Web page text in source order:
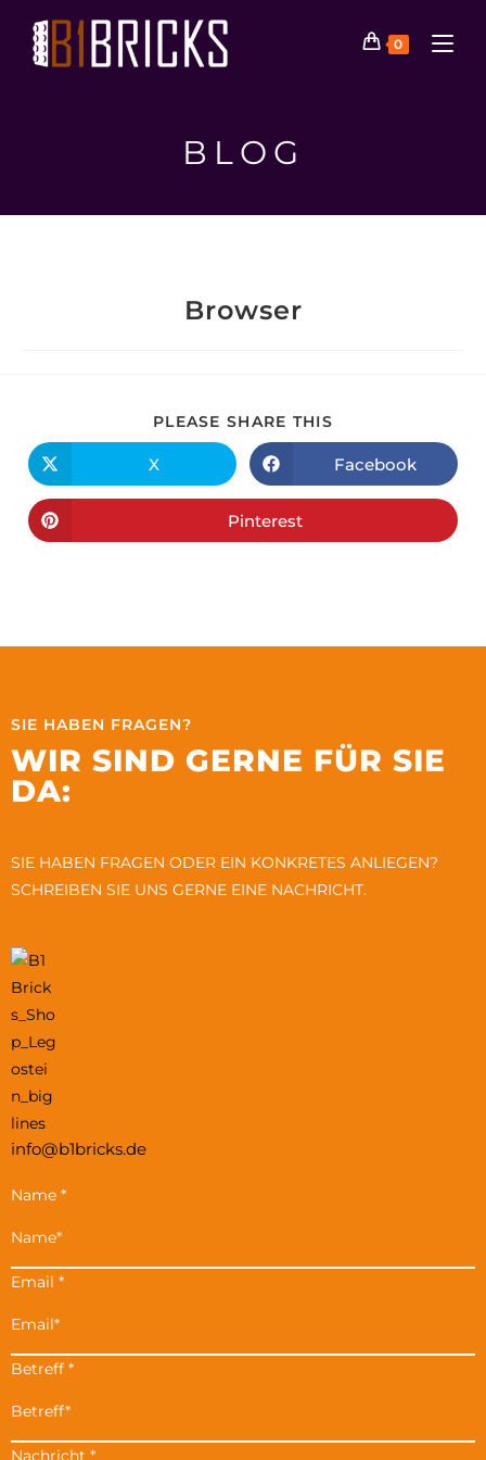
0
BLOG
Browser
PLEASE SHARE THIS
X Facebook
Pinterest
SIE HABEN FRAGEN?
WIR SIND GERNE FÜR SIE
DA:
SIE HABEN FRAGEN ODER EIN KONKRETES ANLIEGEN?
SCHREIBEN SIE UNS GERNE EINE NACHRICHT.
info@b1bricks.de
Name *
Email *
Betreff *
Nachricht *